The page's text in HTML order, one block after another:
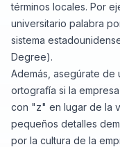
términos locales. Por
universitario palabra
sistema
Degree).
Además, asegúrate de
ortografía si la
con "z" en lugar de la
pequeños detalles
por la cultura de la